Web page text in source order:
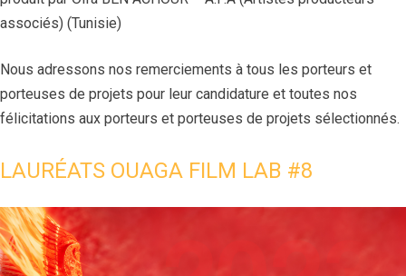
associés) (Tunisie)
Nous adressons nos remerciements à tous les porteurs et
porteuses de projets pour leur candidature et toutes nos
félicitations aux porteurs et porteuses de projets sélectionnés.
LAURÉATS OUAGA FILM LAB #8